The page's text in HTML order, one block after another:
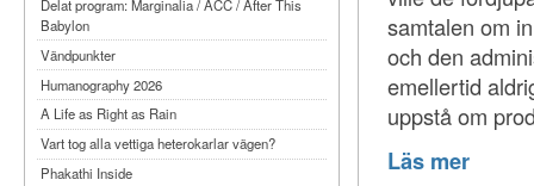
samtalen om
och den
emellertid
uppstå om
Läs mer
Delat program: Marginalia / ACC / After This
Babylon
Vändpunkter
Humanography 2026
A Life as Right as Rain
Vart tog alla vettiga heterokarlar vägen?
Phakathi Inside